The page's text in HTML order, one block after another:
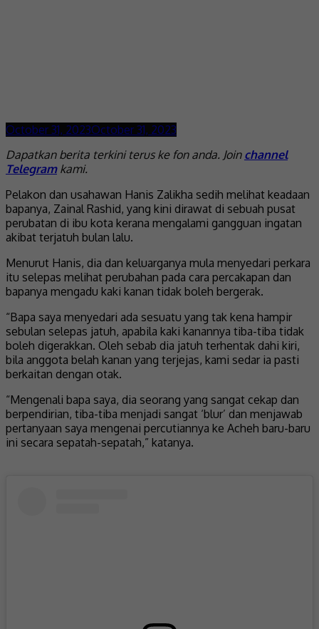
October 31, 2023October 31, 2023
Dapatkan berita terkini terus ke fon anda. Join channel
Telegramkami.
Pelakon dan usahawan Hanis Zalikha sedih melihat keadaan
bapanya, Zainal Rashid, yang kini dirawat di sebuah pusat
perubatan di ibu kota kerana mengalami gangguan ingatan
akibat terjatuh bulan lalu.
Menurut Hanis, dia dan keluarganya mula menyedari perkara
itu selepas melihat perubahan pada cara percakapan dan
bapanya mengadu kaki kanan tidak boleh bergerak.
“Bapa saya menyedari ada sesuatu yang tak kena hampir
sebulan selepas jatuh, apabila kaki kanannya tiba-tiba tidak
boleh digerakkan. Oleh sebab dia jatuh terhentak dahi kiri,
bila anggota belah kanan yang terjejas, kami sedar ia pasti
berkaitan dengan otak.
“Mengenali bapa saya, dia seorang yang sangat cekap dan
berpendirian, tiba-tiba menjadi sangat ‘blur’ dan menjawab
pertanyaan saya mengenai percutiannya ke Acheh baru-baru
ini secara sepatah-sepatah,” katanya.